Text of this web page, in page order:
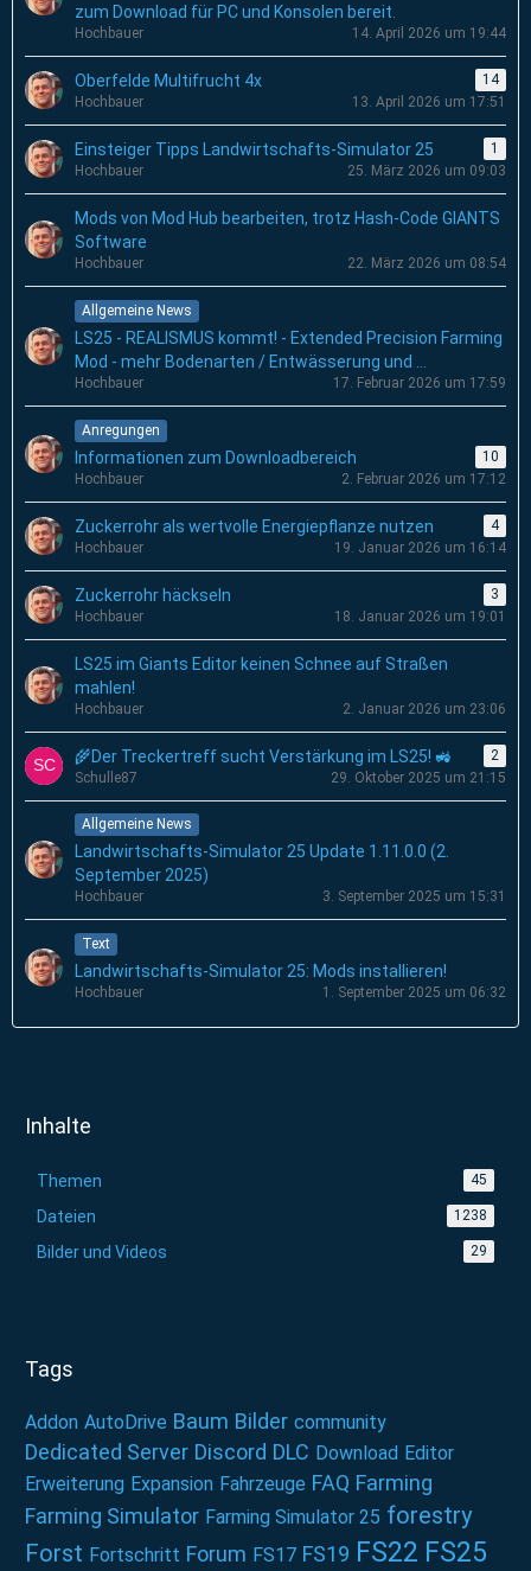
zum Download für PC und Konsolen bereit.
Hochbauer 14. April 2026 um 19:44
Oberfelde Multifrucht 4x
14
Hochbauer
13. April 2026 um 17:51
Einsteiger Tipps Landwirtschafts-Simulator 25
1
Hochbauer
25. März 2026 um 09:03
Mods von Mod Hub bearbeiten, trotz Hash-Code GIANTS
Software
Hochbauer 22. März 2026 um 08:54
Allgemeine News
LS25 - REALISMUS kommt! - Extended Precision Farming
Mod - mehr Bodenarten / Entwässerung und ...
Hochbauer 17. Februar 2026 um 17:59
Anregungen
Informationen zum Downloadbereich
10
Hochbauer
2. Februar 2026 um 17:12
Zuckerrohr als wertvolle Energiepflanze nutzen
4
Hochbauer
19. Januar 2026 um 16:14
Zuckerrohr häckseln
3
Hochbauer
18. Januar 2026 um 19:01
LS25 im Giants Editor keinen Schnee auf Straßen
mahlen!
Hochbauer 2. Januar 2026 um 23:06
🌾Der Treckertreff sucht Verstärkung im LS25! 🚜
2
Schulle87
29. Oktober 2025 um 21:15
Allgemeine News
Landwirtschafts-Simulator 25 Update 1.11.0.0 (2.
September 2025)
Hochbauer 3. September 2025 um 15:31
Text
Landwirtschafts-Simulator 25: Mods installieren!
Hochbauer 1. September 2025 um 06:32
Inhalte
Themen 45
Dateien 1238
Bilder und Videos 29
Tags
Addon AutoDrive Baum Bilder community
Dedicated Server Discord DLC Download Editor
Erweiterung Expansion Fahrzeuge FAQ Farming
Farming Simulator Farming Simulator 25 forestry
Forst Fortschritt Forum FS17 FS19 FS22 FS25